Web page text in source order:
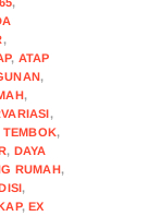
,
, ATAP
,
,
,
TEMBOK,
, DAYA
RUMAH,
,
,EX